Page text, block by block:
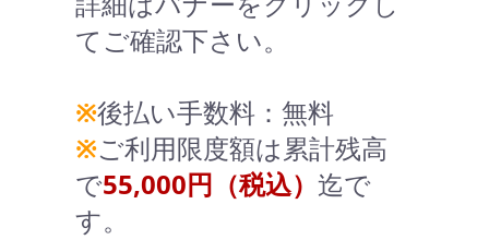
てご確認下さい。
※後払い手数料：無料
※ご利用限度額は累計残高
で55,000円（税込） 迄で
す。